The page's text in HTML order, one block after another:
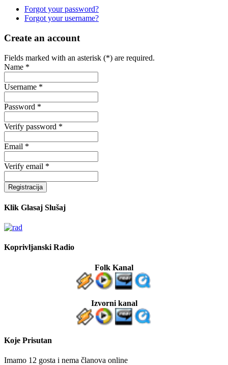
Forgot your password?
Forgot your username?
Create an account
Fields marked with an asterisk (*) are required.
Name *
Username *
Password *
Verify password *
Email *
Verify email *
Registracija
Klik Glasaj Slušaj
Koprivljanski Radio
Folk Kanal
Izvorni kanal
Koje Prisutan
Imamo 12 gosta i nema članova online